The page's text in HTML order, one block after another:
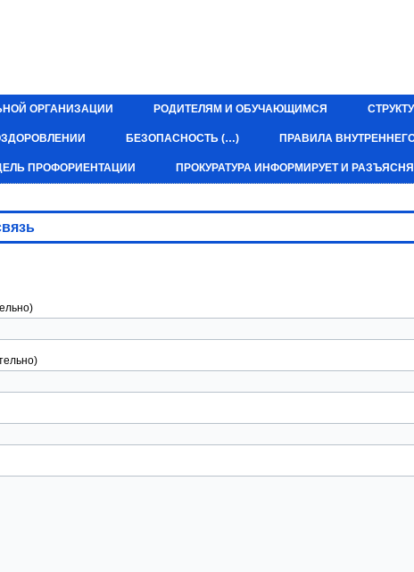
ОРГАНИЗАЦИИ РОДИТЕЛЯМ И ОБУЧАЮЩИМСЯ
БЕЗОПАСНОСТЬ (…) ПРАВИЛА
ПРОФОРИЕНТАЦИИ ПРОКУРАТУРА ИНФОРМИРУЕТ И